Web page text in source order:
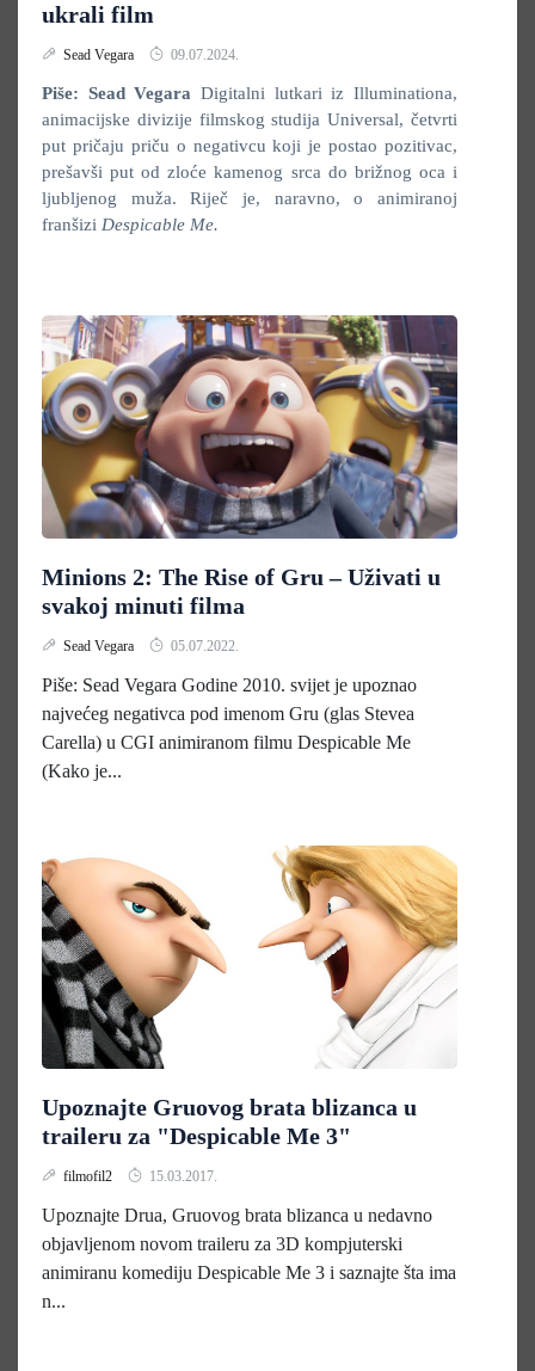
ukrali film
Sead Vegara 09.07.2024.
Piše: Sead Vegara Digitalni lutkari iz Illuminationa,
animacijske divizije filmskog studija Universal, četvrti
put pričaju priču o negativcu koji je postao pozitivac,
prešavši put od zloće kamenog srca do brižnog oca i
ljubljenog muža. Riječ je, naravno, o animiranoj
franšizi Despicable Me.
Minions 2: The Rise of Gru – Uživati u
svakoj minuti filma
Sead Vegara 05.07.2022.
Piše: Sead Vegara Godine 2010. svijet je upoznao
najvećeg negativca pod imenom Gru (glas Stevea
Carella) u CGI animiranom filmu Despicable Me
(Kako je...
Upoznajte Gruovog brata blizanca u
traileru za "Despicable Me 3"
filmofil2 15.03.2017.
Upoznajte Drua, Gruovog brata blizanca u nedavno
objavljenom novom traileru za 3D kompjuterski
animiranu komediju Despicable Me 3 i saznajte šta ima
n...